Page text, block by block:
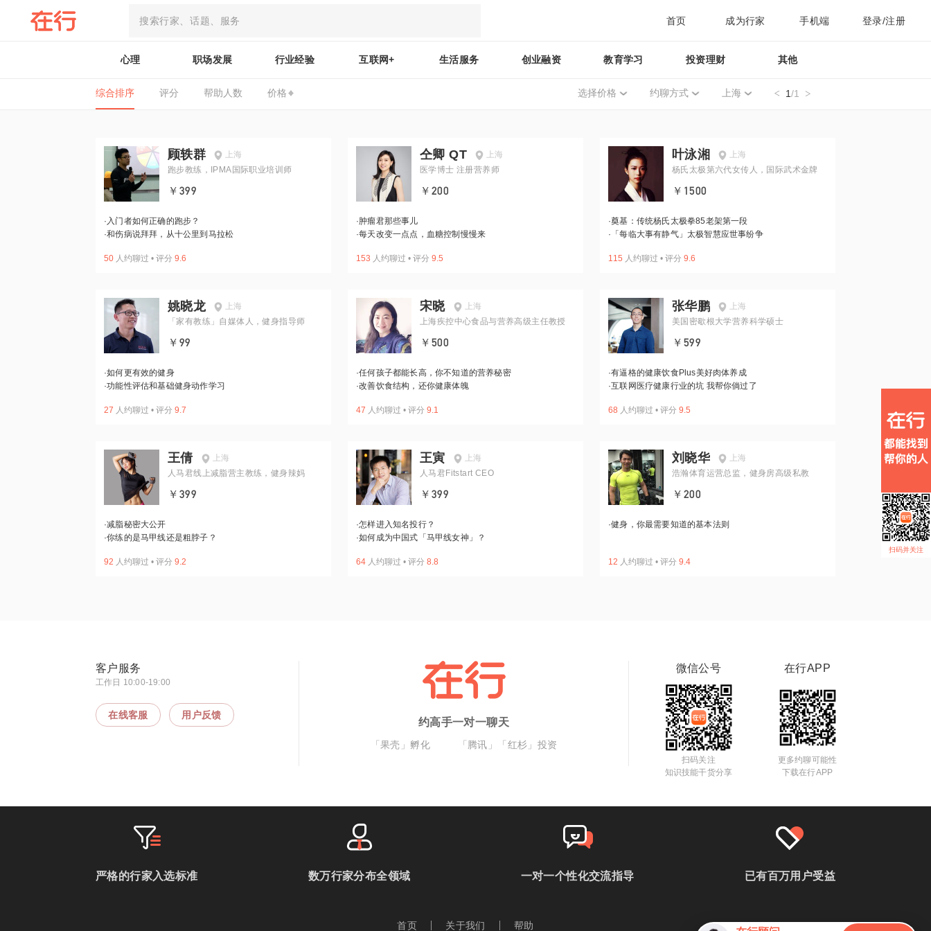
首页 成为行家 手机端 登录/注册
心理 职场发展 行业经验 互联网+ 生活服务 创业融资 教育学习 投资理财 其他
综合排序 评分 帮助人数 价格 选择价格 约聊方式 上海 1/1
顾轶群
上海
跑步教练，IPMA国际职业培训师
￥399
· 入门者如何正确的跑步？
·和伤病说拜拜，从十公里到马拉松
50 人约聊过 • 评分 9.6
仝卿 QT
上海
医学博士 注册营养师
￥200
·肿瘤君那些事儿
·每天改变一点点，血糖控制慢慢来
153 人约聊过 • 评分 9.5
叶泳湘
上海
杨氏太极第六代女传人，国际武术金牌
￥1500
·奠基：传统杨氏太极拳85老架第一段
· 「每临大事有静气」太极智慧应世事纷争
115 人约聊过 • 评分 9.6
姚晓龙
上海
「家有教练」自媒体人，健身指导师
￥99
·如何更有效的健身
·功能性评估和基础健身动作学习
27 人约聊过 • 评分 9.7
宋晓
上海
上海疾控中心食品与营养高级主任教授
￥500
·任何孩子都能长高，你不知道的营养秘密
·改善饮食结构，还你健康体魄
47 人约聊过 • 评分 9.1
张华鹏
上海
美国密歇根大学营养科学硕士
￥599
·有逼格的健康饮食Plus美好肉体养成
·互联网医疗健康行业的坑 我帮你倘过了
68 人约聊过 • 评分 9.5
王倩
上海
人马君线上减脂营主教练，健身辣妈
￥399
·减脂秘密大公开
·你练的是马甲线还是粗脖子？
92 人约聊过 • 评分 9.2
王寅
上海
人马君Fitstart CEO
￥399
·怎样进入知名投行？
·如何成为中国式「马甲线女神」？
64 人约聊过 • 评分 8.8
刘晓华
上海
浩瀚体育运营总监，健身房高级私教
￥200
·健身，你最需要知道的基本法则
12 人约聊过 • 评分 9.4
扫码并关注
客户服务
工作日 10:00-19:00
在线客服 用户反馈
约高手一对一聊天
「果壳」孵化 「腾讯」「红杉」投资
微信公号
扫码关注
知识技能干货分享
在行APP
更多约聊可能性
下载在行APP
严格的行家入选标准 数万行家分布全领域 一对一个性化交流指导 已有百万用户受益
首页 关于我们 帮助